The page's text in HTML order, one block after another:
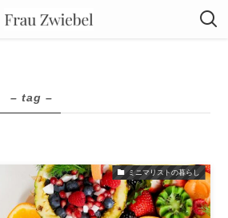
– tag –
ミニマリストの暮らし